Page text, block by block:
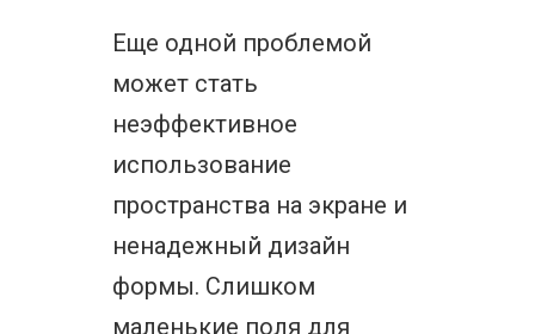
Еще одной проблемой
может стать
неэффективное
использование
пространства на экране и
ненадежный дизайн
формы. Слишком
маленькие поля для